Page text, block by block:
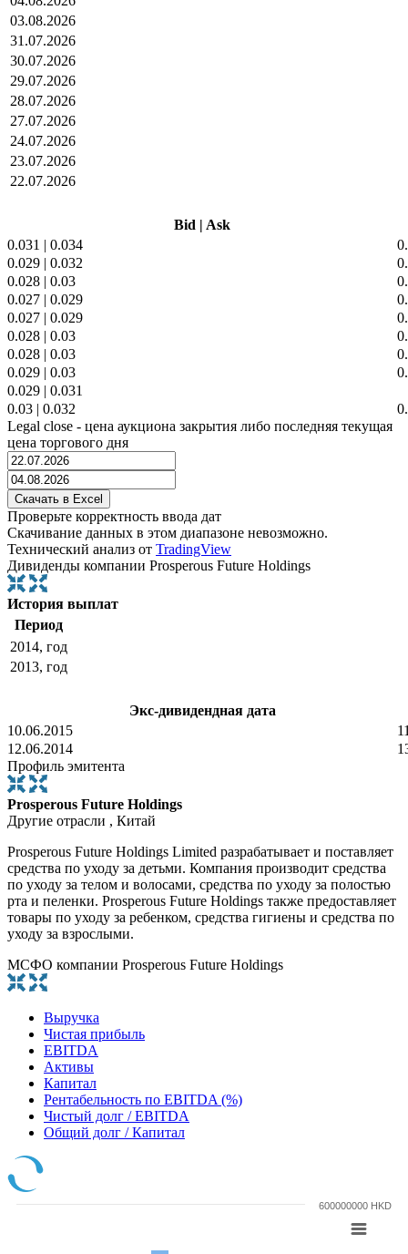
03.08.2026
31.07.2026
30.07.2026
29.07.2026
28.07.2026
27.07.2026
24.07.2026
23.07.2026
22.07.2026
Bid | Ask
0.031 | 0.034
0.029 | 0.032
0.028 | 0.03
0.027 | 0.029
0.027 | 0.029
0.028 | 0.03
0.028 | 0.03
0.029 | 0.03
0.029 | 0.031
0.03 | 0.032
Legal close - цена аукциона закрытия либо последняя текущая
цена торгового дня
Проверьте корректность ввода дат
Скачивание данных в этом диапазоне невозможно.
Технический анализ от TradingView
Дивиденды компании Prosperous Future Holdings
История выплат
Период
2014, год
2013, год
Экс-дивидендная дата
10.06.2015
12.06.2014
Профиль эмитента
Prosperous Future Holdings
Другие отрасли , Китай
Prosperous Future Holdings Limited разрабатывает и поставляет
средства по уходу за детьми. Компания производит средства
по уходу за телом и волосами, средства по уходу за полостью
рта и пеленки. Prosperous Future Holdings также предоставляет
товары по уходу за ребенком, средства гигиены и средства по
уходу за взрослыми.
МСФО компании Prosperous Future Holdings
Выручка
Чистая прибыль
EBITDA
Активы
Капитал
Рентабельность по EBITDA (%)
Чистый долг / EBITDA
Общий долг / Капитал
600000000 HKD